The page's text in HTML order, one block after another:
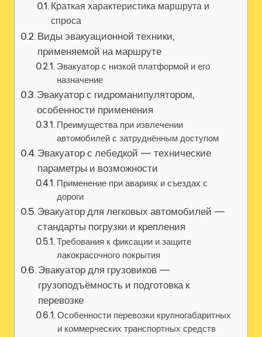
Краткая характеристика маршрута и
спроса
Виды эвакуационной техники‚
применяемой на маршруте
Эвакуатор с низкой платформой и его
назначение
Эвакуатор с гидроманипулятором,
особенности применения
Преимущества при извлечении
автомобилей с затруднённым доступом
Эвакуатор с лебедкой — технические
параметры и возможности
Применение при авариях и съездах с
дороги
Эвакуатор для легковых автомобилей —
стандарты погрузки и крепления
Требования к фиксации и защите
лакокрасочного покрытия
Эвакуатор для грузовиков —
грузоподъёмность и подготовка к
перевозке
Особенности перевозки крупногабаритных
и коммерческих транспортных средств